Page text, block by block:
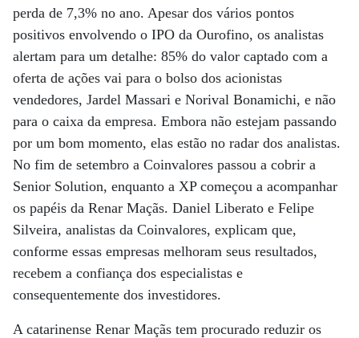
perda de 7,3% no ano. Apesar dos vários pontos
positivos envolvendo o IPO da Ourofino, os analistas
alertam para um detalhe: 85% do valor captado com a
oferta de ações vai para o bolso dos acionistas
vendedores, Jardel Massari e Norival Bonamichi, e não
para o caixa da empresa. Embora não estejam passando
por um bom momento, elas estão no radar dos analistas.
No fim de setembro a Coinvalores passou a cobrir a
Senior Solution, enquanto a XP começou a acompanhar
os papéis da Renar Maçãs. Daniel Liberato e Felipe
Silveira, analistas da Coinvalores, explicam que,
conforme essas empresas melhoram seus resultados,
recebem a confiança dos especialistas e
consequentemente dos investidores.
A catarinense Renar Maçãs tem procurado reduzir os